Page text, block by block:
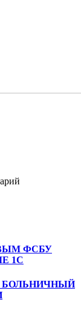
ФСБУ
1С
БОЛЬНИЧНЫЙ